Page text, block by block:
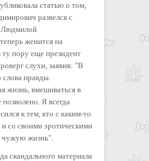
статью о том,
развелся с
Людмилой
женится на
пору еще президент
слухи, заявив: "В
слова правды.
жизнь, вмешиваться в
Я всегда
к тем, кто с каким-то
со своими эротическими
чужую жизнь".
скандального материала